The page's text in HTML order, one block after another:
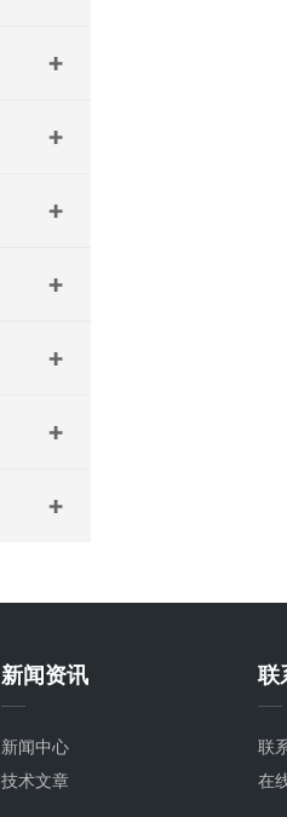
新闻资讯
新闻中心
技术文章
联
联
在